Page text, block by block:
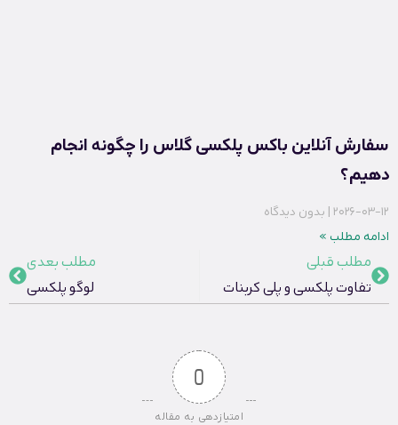
سفارش آنلاین باکس پلکسی گلاس را چگونه انجام
دهیم؟
2026-03-12 بدون دیدگاه
ادامه مطلب »
مطلب قبلی
تفاوت پلکسی و پلی کربنات
مطلب بعدی
لوگو پلکسی
0
امتیازدهی به مقاله